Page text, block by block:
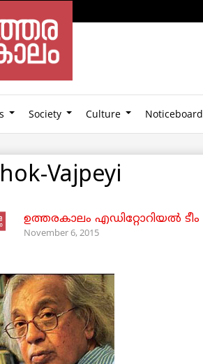
Society Culture Noticeboard
Vajpeyi
ഉത്തരകാലം എഡിറ്റോറിയല്‍ ടീം
November 6, 2015